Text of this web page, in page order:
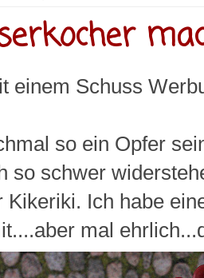
einem Schuss
so ein Opfer
so schwer
Kikeriki. Ich habe
mal